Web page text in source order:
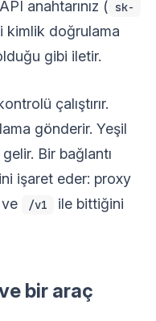
anahtarınız ( sk-
kimlik doğrulama
gibi iletir.
çalıştırır.
gönderir. Yeşil
Bir bağlantı
işaret eder: proxy
ve
/v1
ile bittiğini
bir araç